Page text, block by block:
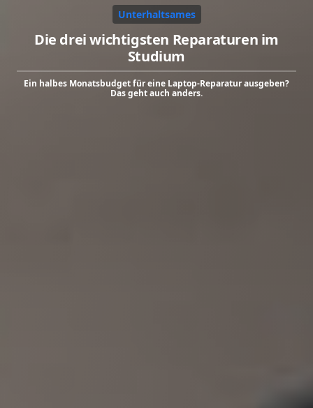
Unterhaltsames
Die drei wichtigsten Reparaturen im
Studium
Ein halbes Monatsbudget für eine Laptop-Reparatur ausgeben?
Das geht auch anders.